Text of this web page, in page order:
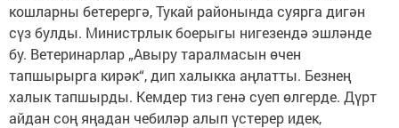
кошларны бетерергә, Тукай районында суярга дигән
сүз булды. Министрлык боерыгы нигезендә эшләнде
бу. Ветеринарлар „Авыру таралмасын өчен
тапшырырга кирәк“, дип халыкка аңлатты. Безнең
халык тапшырды. Кемдер тиз генә суеп өлгерде. Дүрт
айдан соң яңадан чебиләр алып үстерер идек,